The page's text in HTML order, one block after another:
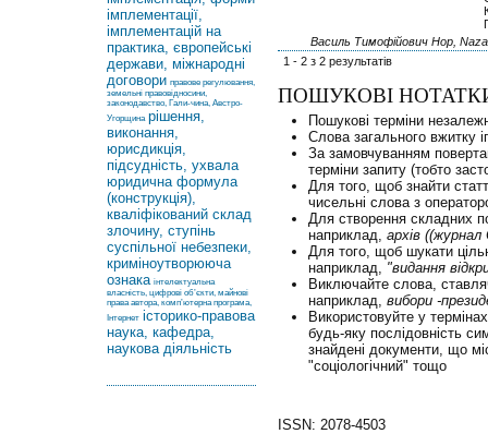
імплементації,
імплементацій на
практика, європейські
держави, міжнародні
договори правове регулювання,
земельні правовідносини,
законодавство, Гали-чина, Австро-
Угорщина рішення,
виконання,
юрисдикція,
підсудність, ухвала
юридична формула
(конструкція),
кваліфікований склад
злочину, ступінь
суспільної небезпеки,
криміноутворююча
ознака інтелектуальна
власність, цифрові об’єкти, майнові
права автора, комп’ютерна програма,
Інтернет історико-правова
наука, кафедра,
наукова діяльність
Василь Тимофійович Нор,
1 - 2 з 2 результатів
ПОШУКОВІ
Пошукові терміни
Слова загального вжитку
За замовчуванням
терміни запиту (тобто
Для того, щоб знайти
чисельні слова з
Для створення складних
наприклад, архів ((журнал
Для того, щоб шукати
наприклад, "видання
Виключайте слова,
наприклад, вибори -
Використовуйте у
будь-яку послідовність
знайдені документи, що
"соціологічний" тощо
ISSN: 2078-4503